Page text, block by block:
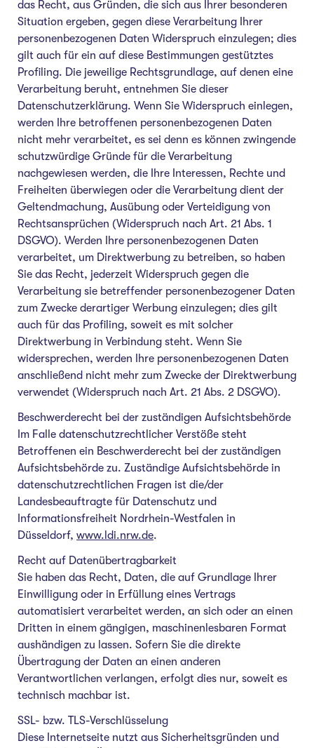
das Recht, aus Gründen, die sich aus Ihrer besonderen
Situation ergeben, gegen diese Verarbeitung Ihrer
personenbezogenen Daten Widerspruch einzulegen; dies
gilt auch für ein auf diese Bestimmungen gestütztes
Profiling. Die jeweilige Rechtsgrundlage, auf denen eine
Verarbeitung beruht, entnehmen Sie dieser
Datenschutzerklärung. Wenn Sie Widerspruch einlegen,
werden Ihre betroffenen personenbezogenen Daten
nicht mehr verarbeitet, es sei denn es können zwingende
schutzwürdige Gründe für die Verarbeitung
nachgewiesen werden, die Ihre Interessen, Rechte und
Freiheiten überwiegen oder die Verarbeitung dient der
Geltendmachung, Ausübung oder Verteidigung von
Rechtsansprüchen (Widerspruch nach Art. 21 Abs. 1
DSGVO). Werden Ihre personenbezogenen Daten
verarbeitet, um Direktwerbung zu betreiben, so haben
Sie das Recht, jederzeit Widerspruch gegen die
Verarbeitung sie betreffender personenbezogener Daten
zum Zwecke derartiger Werbung einzulegen; dies gilt
auch für das Profiling, soweit es mit solcher
Direktwerbung in Verbindung steht. Wenn Sie
widersprechen, werden Ihre personenbezogenen Daten
anschließend nicht mehr zum Zwecke der Direktwerbung
verwendet (Widerspruch nach Art. 21 Abs. 2 DSGVO).
Beschwerderecht bei der zuständigen Aufsichtsbehörde
Im Falle datenschutzrechtlicher Verstöße steht
Betroffenen ein Beschwerderecht bei der zuständigen
Aufsichtsbehörde zu. Zuständige Aufsichtsbehörde in
datenschutzrechtlichen Fragen ist die/der
Landesbeauftragte für Datenschutz und
Informationsfreiheit Nordrhein-Westfalen in
Düsseldorf, www.ldi.nrw.de.
Recht auf Datenübertragbarkeit
Sie haben das Recht, Daten, die auf Grundlage Ihrer
Einwilligung oder in Erfüllung eines Vertrags
automatisiert verarbeitet werden, an sich oder an einen
Dritten in einem gängigen, maschinenlesbaren Format
aushändigen zu lassen. Sofern Sie die direkte
Übertragung der Daten an einen anderen
Verantwortlichen verlangen, erfolgt dies nur, soweit es
technisch machbar ist.
SSL- bzw. TLS-Verschlüsselung
Diese Internetseite nutzt aus Sicherheitsgründen und